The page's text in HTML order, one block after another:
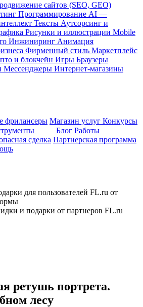
сайтов (SEO, GEO)
Программирование AI —
Тексты Аутсорсинг и
Рисунки и иллюстрации Mobile
Инжиниринг Анимация
Фирменный стиль Маркетплейс
и блокчейн Игры Браузеры
Мессенджеры Интернет-магазины
фрилансеры Магазин услуг Конкурсы
Блог Работы
сделка Партнерская программа
для пользователей FL.ru от
и подарки от партнеров FL.ru
ретушь портрета.
лесу